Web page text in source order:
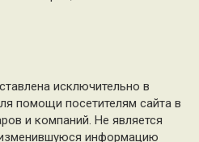
исключительно в
помощи посетителям сайта в
и компаний. Не является
информацию